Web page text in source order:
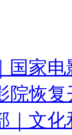
国家
院恢
｜文